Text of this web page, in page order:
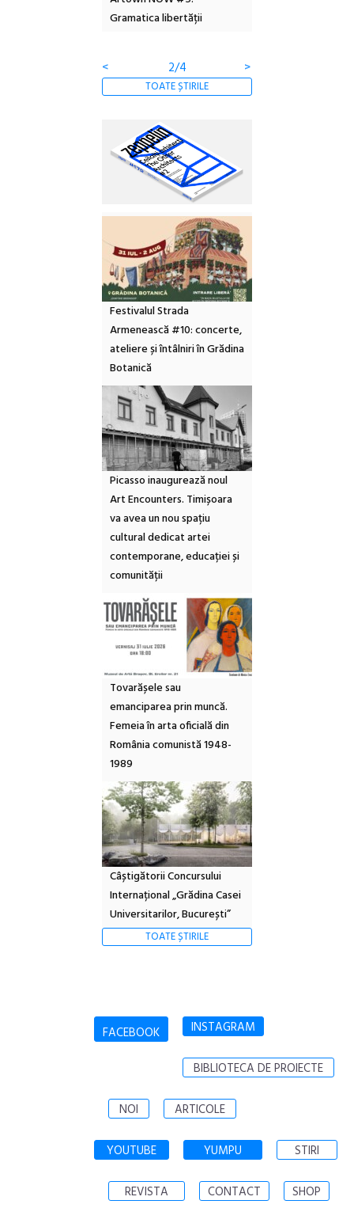
Gramatica libertății
< 2/4 >
TOATE ȘTIRILE
Festivalul Strada
Armenească #10: concerte,
ateliere și întâlniri în Grădina
Botanică
Picasso inaugurează noul
Art Encounters. Timișoara
va avea un nou spațiu
cultural dedicat artei
contemporane, educației și
comunității
Tovarășele sau
emanciparea prin muncă.
Femeia în arta oficială din
România comunistă 1948-
1989
Câștigătorii Concursului
Internațional „Grădina Casei
Universitarilor, București”
TOATE ȘTIRILE
FACEBOOK INSTAGRAM
BIBLIOTECA DE PROIECTE
NOI ARTICOLE
YOUTUBE YUMPU STIRI
REVISTA CONTACT SHOP